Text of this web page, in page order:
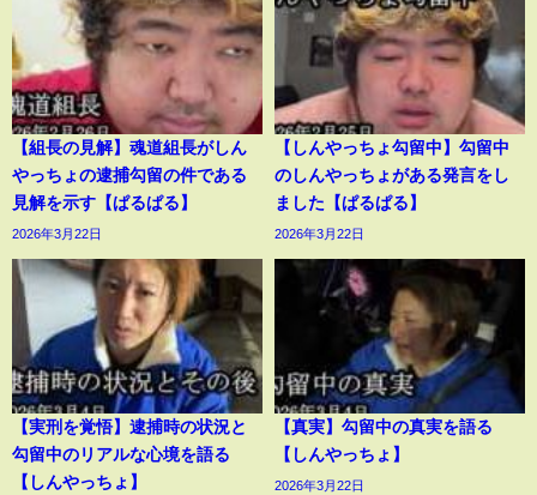
【組長の見解】魂道組長がしん
やっちょの逮捕勾留の件である
見解を示す【ぱるぱる】
2026年3月22日
【しんやっちょ勾留中】勾留中
のしんやっちょがある発言をし
ました【ぱるぱる】
2026年3月22日
【実刑を覚悟】逮捕時の状況と
勾留中のリアルな心境を語る
【しんやっちょ】
【真実】勾留中の真実を語る
【しんやっちょ】
2026年3月22日